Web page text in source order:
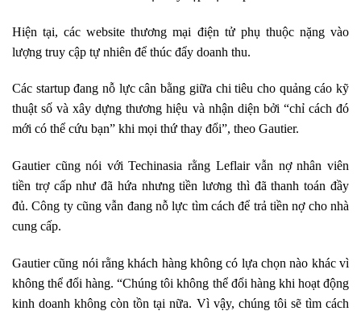
Hiện tại, các website thương mại điện tử phụ thuộc nặng vào
lượng truy cập tự nhiên để thúc đẩy doanh thu.
Các startup đang nỗ lực cân bằng giữa chi tiêu cho quảng cáo kỹ
thuật số và xây dựng thương hiệu và nhận diện bởi “chỉ cách đó
mới có thể cứu bạn” khi mọi thứ thay đổi”, theo Gautier.
Gautier cũng nói với Techinasia rằng Leflair vẫn nợ nhân viên
tiền trợ cấp như đã hứa nhưng tiền lương thì đã thanh toán đầy
đủ. Công ty cũng vẫn đang nỗ lực tìm cách để trả tiền nợ cho nhà
cung cấp.
Gautier cũng nói rằng khách hàng không có lựa chọn nào khác vì
không thể đổi hàng. “Chúng tôi không thể đổi hàng khi hoạt động
kinh doanh không còn tồn tại nữa. Vì vậy, chúng tôi sẽ tìm cách